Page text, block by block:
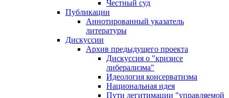
Честный суд
Публикации
Аннотированный указатель
литературы
Дискуссии
Архив предыдущего проекта
Дискуссия о "кризисе
либерализма"
Идеология консерватизма
Национальная идея
Пути легитимации "управляемой